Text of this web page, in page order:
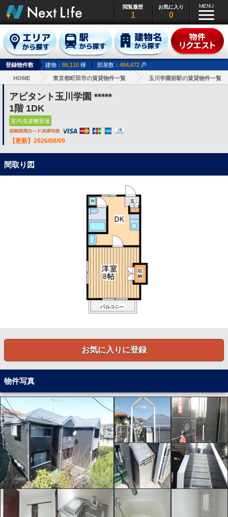
閲覧履歴
1
お気に入り
0
登録物件数 建物： 86,115 棟 部屋数： 484,672 戸
HOME 東京都町田市の賃貸物件一覧 玉川学園前駅の賃貸物件一覧
アビタント玉川学園 *****
1階 1DK
室内洗濯機置場
【更新】2026/08/09
間取り図
お気に入りに登録
物件写真